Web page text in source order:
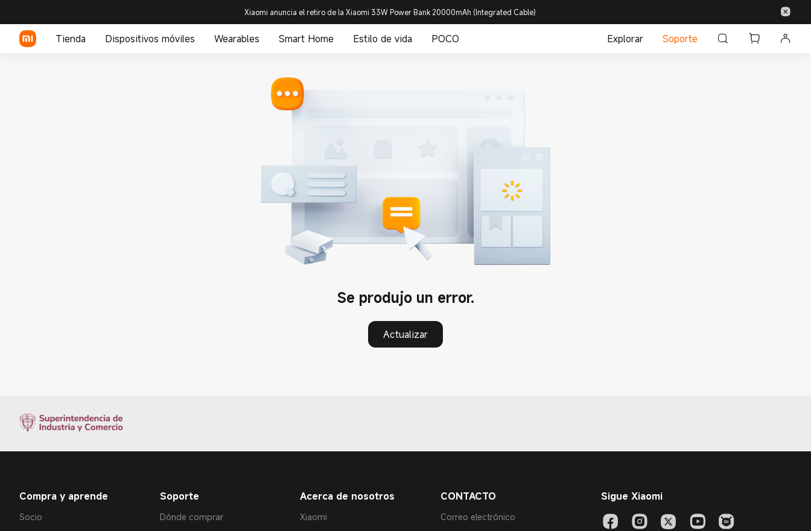
Xiaomi anuncia el retiro de la Xiaomi 33W Power Bank 20000mAh (Integrated Cable)
Tienda Dispositivos móviles Wearables Smart Home Estilo de vida POCO Explorar Soporte
Se produjo un error.
Actualizar
Compra y aprende
Socio
Soporte
Dónde comprar
Acerca de nosotros
Xiaomi
CONTACTO
Correo electrónico
Sigue Xiaomi